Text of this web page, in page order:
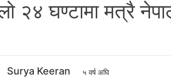
२४ घण्टामा मत्रै
Surya Keeran ५ वर्ष अघि